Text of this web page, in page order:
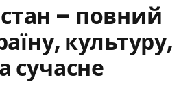
– повний
культуру,
сучасне